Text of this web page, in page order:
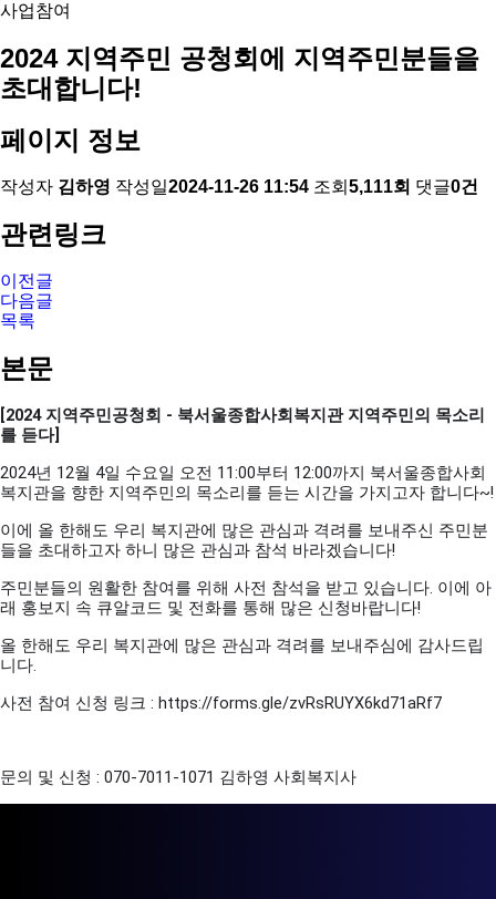
사업참여
2024 지역주민 공청회에 지역주민분들을
초대합니다!
페이지 정보
작성자 김하영 작성일2024-11-26 11:54 조회 5,111회 댓글0건
관련링크
이전글
다음글
목록
본문
[2024 지역주민공청회 - 북서울종합사회복지관 지역주민의 목소리
를 듣다]
2024년 12월 4일 수요일 오전 11:00부터 12:00까지 북서울종합사회
복지관을 향한 지역주민의 목소리를 듣는 시간을 가지고자 합니다~!
이에 올 한해도 우리 복지관에 많은 관심과 격려를 보내주신 주민분
들을 초대하고자 하니 많은 관심과 참석 바라겠습니다!
주민분들의 원활한 참여를 위해 사전 참석을 받고 있습니다. 이에 아
래 홍보지 속 큐알코드 및 전화를 통해 많은 신청바랍니다!
올 한해도 우리 복지관에 많은 관심과 격려를 보내주심에 감사드립
니다.
사전 참여 신청 링크 : https://forms.gle/zvRsRUYX6kd71aRf7
문의 및 신청 : 070-7011-1071 김하영 사회복지사